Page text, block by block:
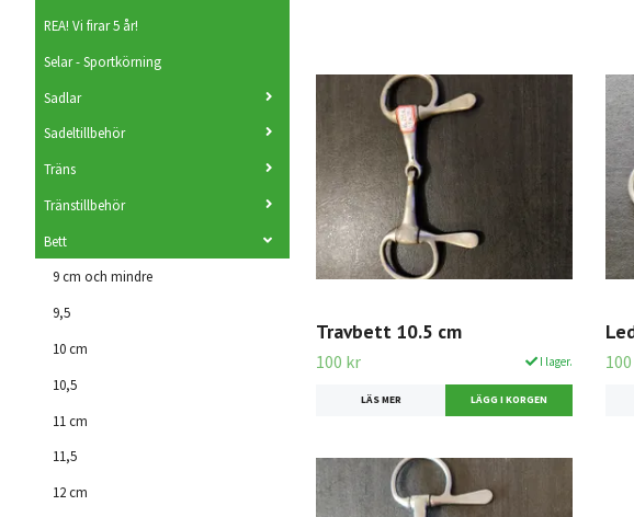
REA! Vi firar 5 år!
Selar - Sportkörning
Sadlar
Sadeltillbehör
Träns
Tränstillbehör
Bett
9 cm och mindre
9,5
10 cm
10,5
11 cm
11,5
12 cm
Travbett 10.5 cm
100 kr I lager.
LÄS MER